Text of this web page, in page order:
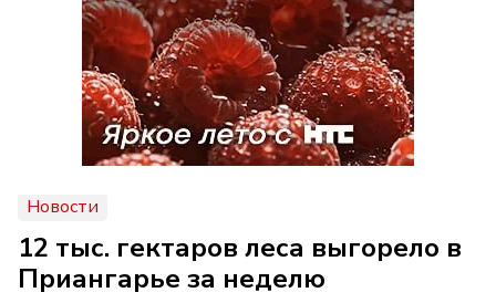
Новости
12 тыс. гектаров леса выгорело в
Приангарье за неделю